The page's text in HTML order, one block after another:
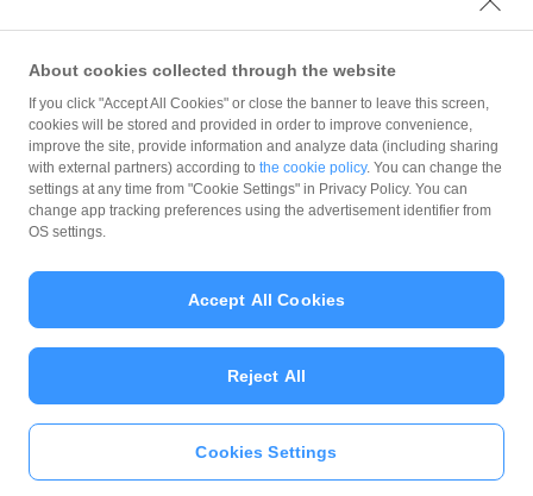
PayPayアプリをダウンロ
ード＞＞
ウェブサイト利用規約
反社会的勢力に対する方針
勧誘方針
マネロン等基本方針
カスタマーハラスメントに関する当社の考え方
© PayPay Corporation
About cookies collected through the website
If you click "Accept All Cookies" or close the banner to leave this screen,
cookies will be stored and provided in order to improve convenience,
improve the site, provide information and analyze data (including sharing
with external partners) according to the cookie policy. You can change the
settings at any time from "Cookie Settings" in Privacy Policy. You can
change app tracking preferences using the advertisement identifier from
OS settings.
Cookies Settings
Reject All
Accept All Cookies